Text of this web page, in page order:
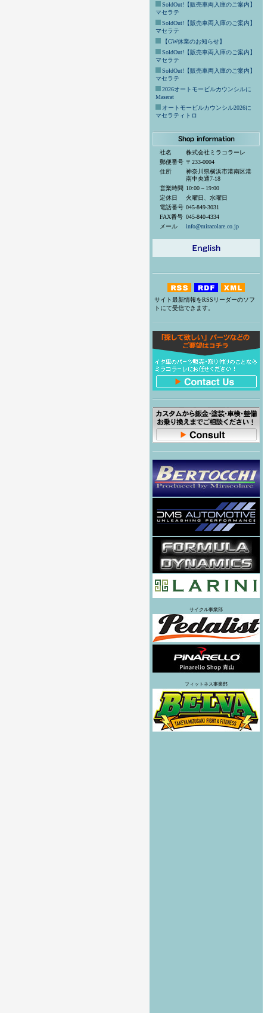
SoldOut!【販売車両入庫のご案内】
マセラテ
SoldOut!【販売車両入庫のご案内】
マセラテ
【GW休業のお知らせ】
SoldOut!【販売車両入庫のご案内】
マセラテ
SoldOut!【販売車両入庫のご案内】
マセラテ
2026オートモービルカウンシルに
Maserat
オートモービルカウンシル2026に
マセラティトロ
社名
株式会社ミラコラーレ
郵便番号 〒233-0004
住所
神奈川県横浜市港南区港
南中央通7-18
営業時間 10:00～19:00
定休日
火曜日、水曜日
電話番号 045-849-3031
FAX番号 045-840-4334
メール
info@miracolare.co.jp
サイト最新情報をRSSリーダーのソフ
トにて受信できます。
サイクル事業部
フィットネス事業部